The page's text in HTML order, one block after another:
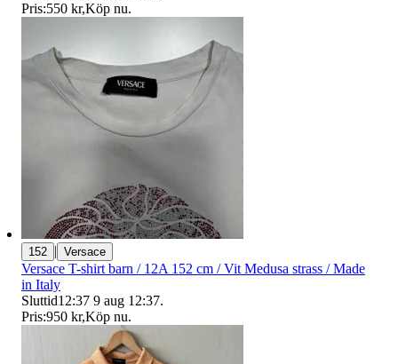
Pris:550 kr,Köp nu.
152 | Versace
Versace T-shirt barn / 12A 152 cm / Vit Medusa strass / Made
in Italy
Sluttid12:37 9 aug 12:37.
Pris:950 kr,Köp nu.